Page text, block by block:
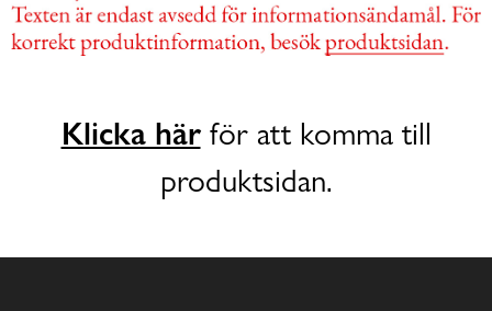
Klicka härför att komma till
produktsidan.